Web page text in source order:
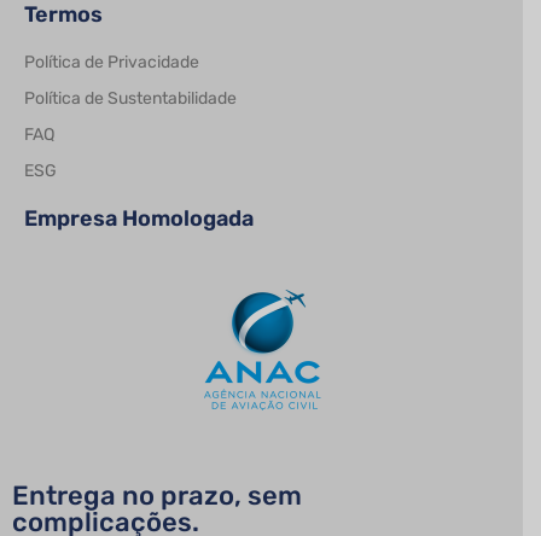
Termos
Política de Privacidade
Política de Sustentabilidade
FAQ
ESG
Empresa Homologada
Entrega no prazo, sem
complicações.